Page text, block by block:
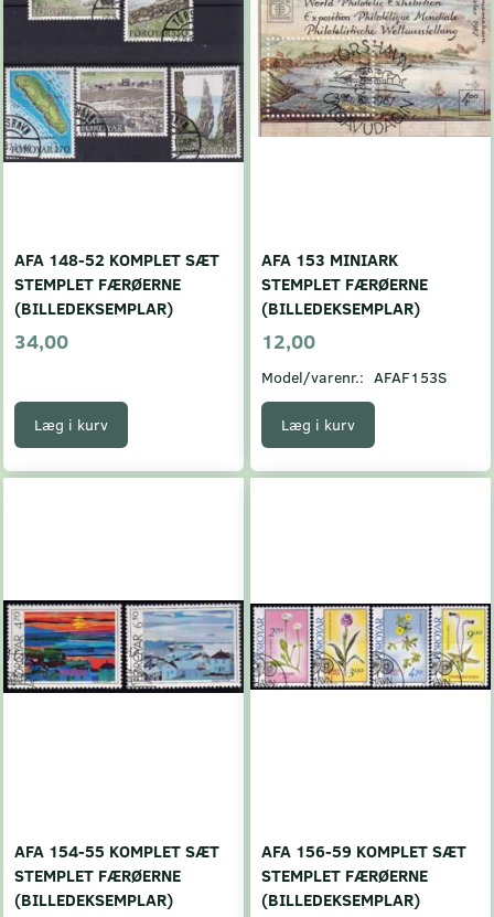
AFA 148-52 KOMPLET SÆT
STEMPLET FÆRØERNE
(BILLEDEKSEMPLAR)
34,00
Læg i kurv
AFA 153 MINIARK
STEMPLET FÆRØERNE
(BILLEDEKSEMPLAR)
12,00
Model/varenr.: AFAF153S
Læg i kurv
AFA 154-55 KOMPLET SÆT
STEMPLET FÆRØERNE
(BILLEDEKSEMPLAR)
AFA 156-59 KOMPLET SÆT
STEMPLET FÆRØERNE
(BILLEDEKSEMPLAR)